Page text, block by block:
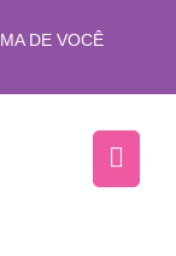
DE VOCÊ